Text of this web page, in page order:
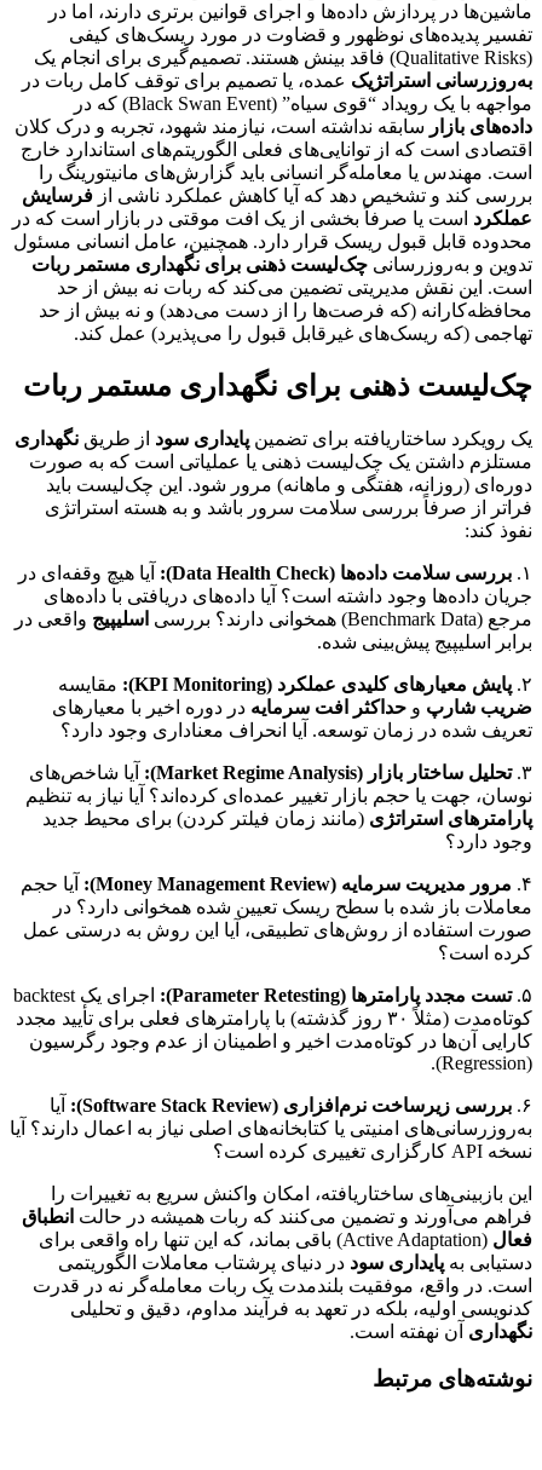
ماشین‌ها در پردازش داده‌ها و اجرای قوانین برتری دارند، اما در
تفسیر پدیده‌های نوظهور و قضاوت در مورد ریسک‌های کیفی
(Qualitative Risks) فاقد بینش هستند. تصمیم‌گیری برای انجام یک
به‌روزرسانی استراتژیک عمده، یا تصمیم برای توقف کامل ربات در
مواجهه با یک رویداد “قوی سیاه” (Black Swan Event) که در
داده‌های بازار سابقه نداشته است، نیازمند شهود، تجربه و درک کلان
اقتصادی است که از توانایی‌های فعلی الگوریتم‌های استاندارد خارج
است. مهندس یا معامله‌گر انسانی باید گزارش‌های مانیتورینگ را
بررسی کند و تشخیص دهد که آیا کاهش عملکرد ناشی از فرسایش
عملکرد است یا صرفاً بخشی از یک افت موقتی در بازار است که در
محدوده قابل قبول ریسک قرار دارد. همچنین، عامل انسانی مسئول
تدوین و به‌روزرسانی چک‌لیست ذهنی برای نگهداری مستمر ربات
است. این نقش مدیریتی تضمین می‌کند که ربات نه بیش از حد
محافظه‌کارانه (که فرصت‌ها را از دست می‌دهد) و نه بیش از حد
تهاجمی (که ریسک‌های غیرقابل قبول را می‌پذیرد) عمل کند.
چک‌لیست ذهنی برای نگهداری مستمر ربات
یک رویکرد ساختاریافته برای تضمین پایداری سود از طریق نگهداری
مستلزم داشتن یک چک‌لیست ذهنی یا عملیاتی است که به صورت
دوره‌ای (روزانه، هفتگی و ماهانه) مرور شود. این چک‌لیست باید
فراتر از صرفاً بررسی سلامت سرور باشد و به هسته استراتژی
نفوذ کند:
۱. بررسی سلامت داده‌ها (Data Health Check):
آیا هیچ وقفه‌ای در
جریان داده‌ها وجود داشته است؟ آیا داده‌های دریافتی با داده‌های
مرجع (Benchmark Data) همخوانی دارند؟ بررسی
اسلیپیج واقعی در
برابر اسلیپیج پیش‌بینی شده.
۲. پایش معیارهای کلیدی عملکرد (KPI Monitoring):
مقایسه
ضریب شارپ و حداکثر افت سرمایه در دوره اخیر با معیارهای
تعریف شده در زمان توسعه. آیا انحراف معناداری وجود دارد؟
۳. تحلیل ساختار بازار (Market Regime Analysis):
آیا شاخص‌های
نوسان، جهت یا حجم بازار تغییر عمده‌ای کرده‌اند؟ آیا نیاز به تنظیم
پارامترهای استراتژی (مانند زمان فیلتر کردن) برای محیط جدید
وجود دارد؟
۴. مرور مدیریت سرمایه (Money Management Review):
آیا حجم
معاملات باز شده با سطح ریسک تعیین شده همخوانی دارد؟ در
صورت استفاده از روش‌های تطبیقی، آیا این روش به درستی عمل
کرده است؟
۵. تست مجدد پارامترها (Parameter Retesting):
اجرای یک backtest
کوتاه‌مدت (مثلاً ۳۰ روز گذشته) با پارامترهای فعلی برای تأیید مجدد
کارایی آن‌ها در کوتاه‌مدت اخیر و اطمینان از عدم وجود رگرسیون
(Regression).
۶. بررسی زیرساخت نرم‌افزاری (Software Stack Review):
آیا
به‌روزرسانی‌های امنیتی یا کتابخانه‌های اصلی نیاز به اعمال دارند؟ آیا
نسخه API کارگزاری تغییری کرده است؟
این بازبینی‌های ساختاریافته، امکان واکنش سریع به تغییرات را
فراهم می‌آورند و تضمین می‌کنند که ربات همیشه در حالت انطباق
فعال
(Active Adaptation) باقی بماند، که این تنها راه واقعی برای
دستیابی به پایداری سود در دنیای پرشتاب معاملات الگوریتمی
است. در واقع، موفقیت بلندمدت یک ربات معامله‌گر نه در قدرت
کدنویسی اولیه، بلکه در تعهد به فرآیند مداوم، دقیق و تحلیلی
نگهداری آن نهفته است.
نوشته‌های مرتبط